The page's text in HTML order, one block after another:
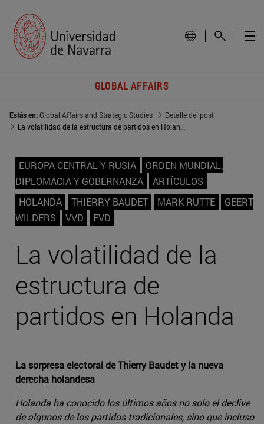
GLOBAL AFFAIRS
Estás en:Global Affairs and Strategic Studies
Detalle del post
La volatilidad de la estructura de partidos en Holanda
EUROPA CENTRAL Y RUSIA
ORDEN MUNDIAL,
DIPLOMACIA Y GOBERNANZA
ARTÍCULOS
HOLANDA
THIERRY BAUDET MARK RUTTE
GEERT
WILDERS
VVD FVD
La volatilidad de la
estructura de
partidos en Holanda
La sorpresa electoral de Thierry Baudet y la nueva
derecha holandesa
Holanda ha conocido los últimos años no solo el declive
de algunos de los partidos tradicionales, sino que incluso